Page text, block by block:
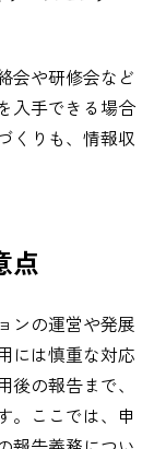
会や研修会など
入手できる場合
くりも、情報収
点
ンの運営や発展
には慎重な対応
の報告まで、
。ここでは、申